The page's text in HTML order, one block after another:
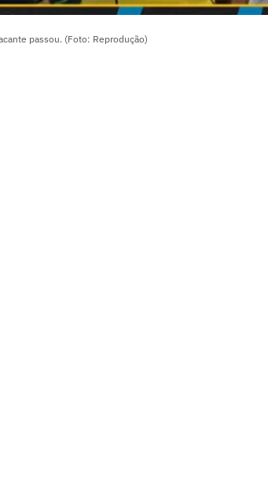
passou. (Foto: Reprodução)